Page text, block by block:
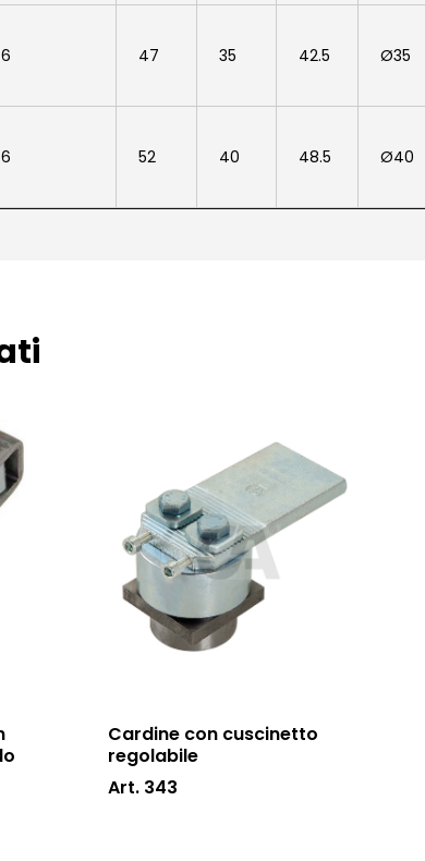
6 47 35 42.5 Ø35
6 52 40 48.5 Ø40
Cardine con cuscinetto
regolabile
Art. 343